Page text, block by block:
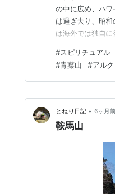
の中に広め、ハ
は過ぎ去り、昭
は海外では独自
イキの両方が存
馬山の実態 京都
#スピリチュアル
#青葉山 #アル
とねり日記 • 6ヶ月
鞍馬山